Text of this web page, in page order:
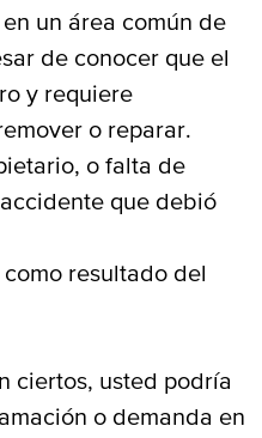
un área común de
de conocer que el
y requiere
o reparar.
o falta de
que debió
resultado del
ciertos, usted podría
o demanda en